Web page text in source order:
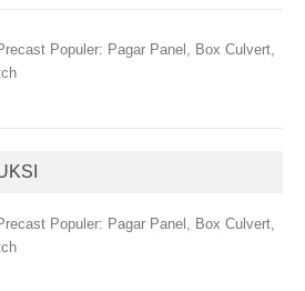
Populer: Pagar Panel, Box Culvert,
Populer: Pagar Panel, Box Culvert,